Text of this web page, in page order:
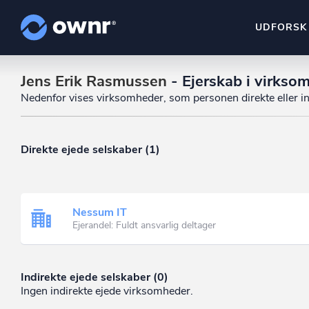
UDFORSK
ownr Insights
Kassevis af data sat i
Jens Erik Rasmussen - Ejerskab i
Nedenfor vises virksomheder, som personen direkte eller
Direkte ejede selskaber (1)
Nessum IT
Ejerandel: Fuldt ansvarlig deltager
Indirekte ejede selskaber (0)
Ingen indirekte ejede virksomheder.